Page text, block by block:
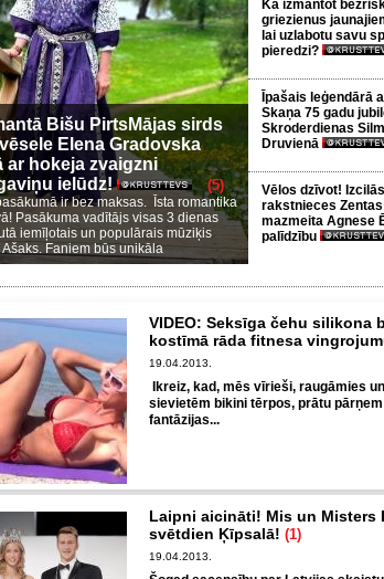
Bišu PirtsMājas sirds
Elena Gradovska
ar hokeja zvaigzni
ielūdz!
(5)
ir bez maksas. Īsta romantika
Pasākuma vadītājs visas 3 dienas
iemīļotais un populārais mūziķis
Ašaks. Faniem būs unikāla
Kā izmantot
griezienus
lai uzlabotu savu
pieredzi?
Īpašais leģendārā
Skaņa 75 gadu
Skroderdienas
Druvienā
Vēlos dzīvot!
rakstnieces
mazmeita Agnese
palīdzību
VIDEO: Seksīga čehu silikona
kostīmā rāda fitnesa
19.04.2013.
Ikreiz, kad, mēs vīrieši, raugāmies
sievietēm bikini tērpos, prātu
fantāzijas...
Laipni aicināti! Mis un Misters
svētdien Ķīpsalā! (1)
19.04.2013.